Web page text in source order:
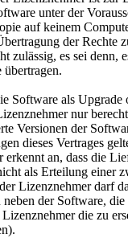
unter der
auf keinem
der Rechte
zulässig, es sei denn,
übertragen.
Software als Upgrade
nur
Versionen der
dieses Vertrages
an, dass die
als Erteilung einer
Lizenznehmer darf
der Software, die
die zu